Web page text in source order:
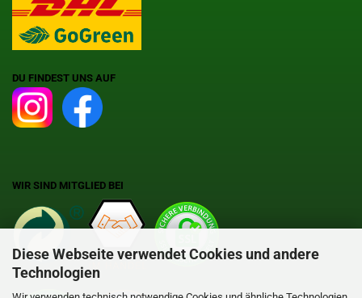
Diese Webseite verwendet Cookies und andere
Technologien
DU FINDEST UNS AUF
WIR SIND MITGLIED BEI